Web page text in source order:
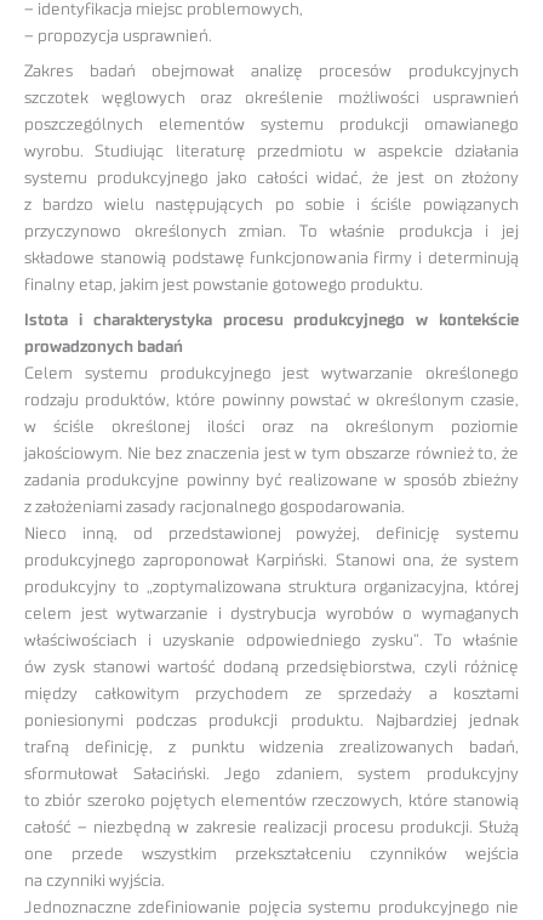
– identyfikacja miejsc problemowych,
– propozycja usprawnień.
Zakres badań obejmował analizę procesów produkcyjnych
szczotek węglowych oraz określenie możliwości usprawnień
poszczególnych elementów systemu produkcji omawianego
wyrobu. Studiując literaturę przedmiotu w aspekcie działania
systemu produkcyjnego jako całości widać, że jest on złożony
z bardzo wielu następujących po sobie i ściśle powiązanych
przyczynowo określonych zmian. To właśnie produkcja i jej
składowe stanowią podstawę funkcjonowania firmy i determinują
finalny etap, jakim jest powstanie gotowego produktu.
Istota i charakterystyka procesu produkcyjnego w kontekście
prowadzonych badań
Celem systemu produkcyjnego jest wytwarzanie określonego
rodzaju produktów, które powinny powstać w określonym czasie,
w ściśle określonej ilości oraz na określonym poziomie
jakościowym. Nie bez znaczenia jest w tym obszarze również to, że
zadania produkcyjne powinny być realizowane w sposób zbieżny
z założeniami zasady racjonalnego gospodarowania.
Nieco inną, od przedstawionej powyżej, definicję systemu
produkcyjnego zaproponował Karpiński. Stanowi ona, że system
produkcyjny to „zoptymalizowana struktura organizacyjna, której
celem jest wytwarzanie i dystrybucja wyrobów o wymaganych
właściwościach i uzyskanie odpowiedniego zysku”. To właśnie
ów zysk stanowi wartość dodaną przedsiębiorstwa, czyli różnicę
między całkowitym przychodem ze sprzedaży a kosztami
poniesionymi podczas produkcji produktu. Najbardziej jednak
trafną definicję, z punktu widzenia zrealizowanych badań,
sformułował Sałaciński. Jego zdaniem, system produkcyjny
to zbiór szeroko pojętych elementów rzeczowych, które stanowią
całość – niezbędną w zakresie realizacji procesu produkcji. Służą
one przede wszystkim przekształceniu czynników wejścia
na czynniki wyjścia.
Jednoznaczne zdefiniowanie pojęcia systemu produkcyjnego nie